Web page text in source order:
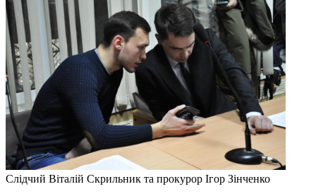
Cлідчий Віталій Скрильник та прокурор Ігор Зінченко